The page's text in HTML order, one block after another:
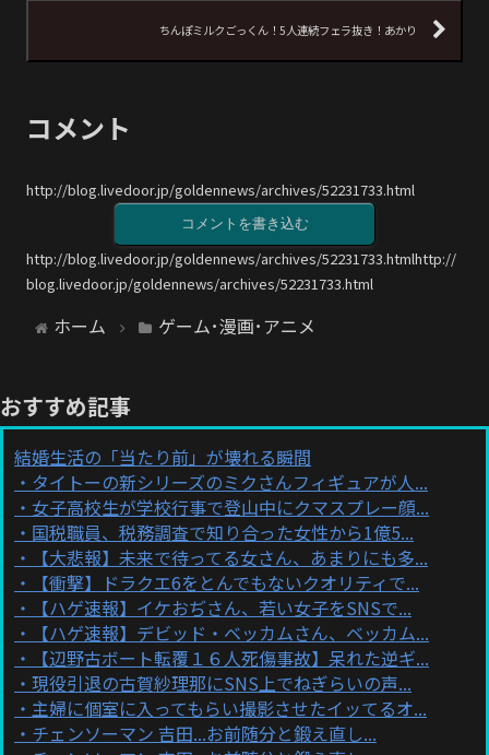
ちんぽミルクごっくん！5人連続フェラ抜き！あかり
コメント
http://blog.livedoor.jp/goldennews/archives/52231733.html
コメントを書き込む
http://blog.livedoor.jp/goldennews/archives/52231733.htmlhttp://
blog.livedoor.jp/goldennews/archives/52231733.html
ホーム ゲーム･漫画･アニメ
おすすめ記事
結婚生活の「当たり前」が壊れる瞬間
タイトーの新シリーズのミクさんフィギュアが人...
女子高校生が学校行事で登山中にクマスプレー顔...
国税職員、税務調査で知り合った女性から1億5...
【大悲報】未来で待ってる女さん、あまりにも多...
【衝撃】ドラクエ6をとんでもないクオリティで...
【ハゲ速報】イケおぢさん、若い女子をSNSで...
【ハゲ速報】デビッド・ベッカムさん、ベッカム...
【辺野古ボート転覆１６人死傷事故】呆れた逆ギ...
現役引退の古賀紗理那にSNS上でねぎらいの声...
主婦に個室に入ってもらい撮影させたイッてるオ...
チェンソーマン 吉田...お前随分と鍛え直し...